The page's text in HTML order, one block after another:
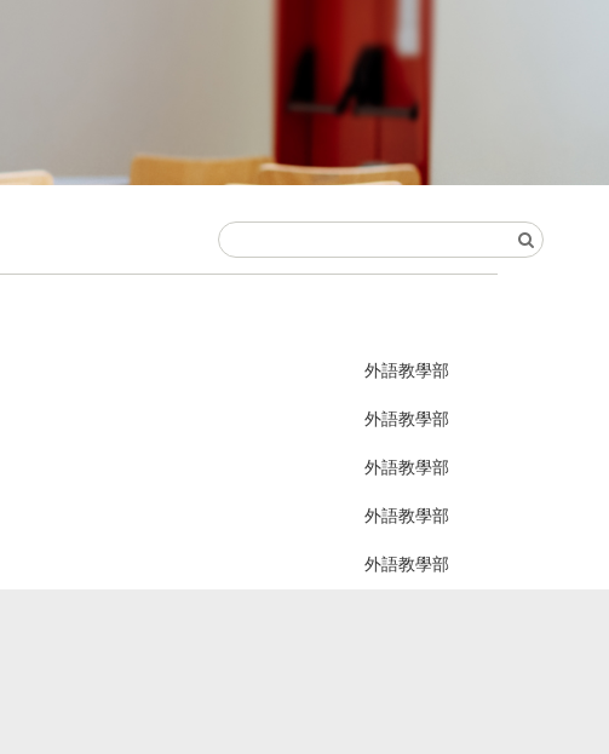
外語教學部
外語教學部
外語教學部
外語教學部
外語教學部